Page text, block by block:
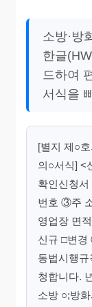
소방·방
한글
드하여
서식을
[별지 제○
의○서식] <
확인신청
번호 ③주
영업장 면
신규 □변경
동법시행
청합니다.
소방 ○;방